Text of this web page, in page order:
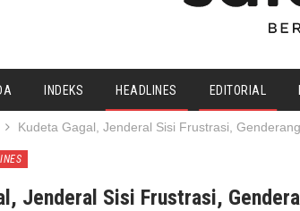
INDEKS HEADLINES EDITORIAL
Kudeta Gagal, Jenderal Sisi Frustrasi,
Jenderal Sisi Frustrasi,